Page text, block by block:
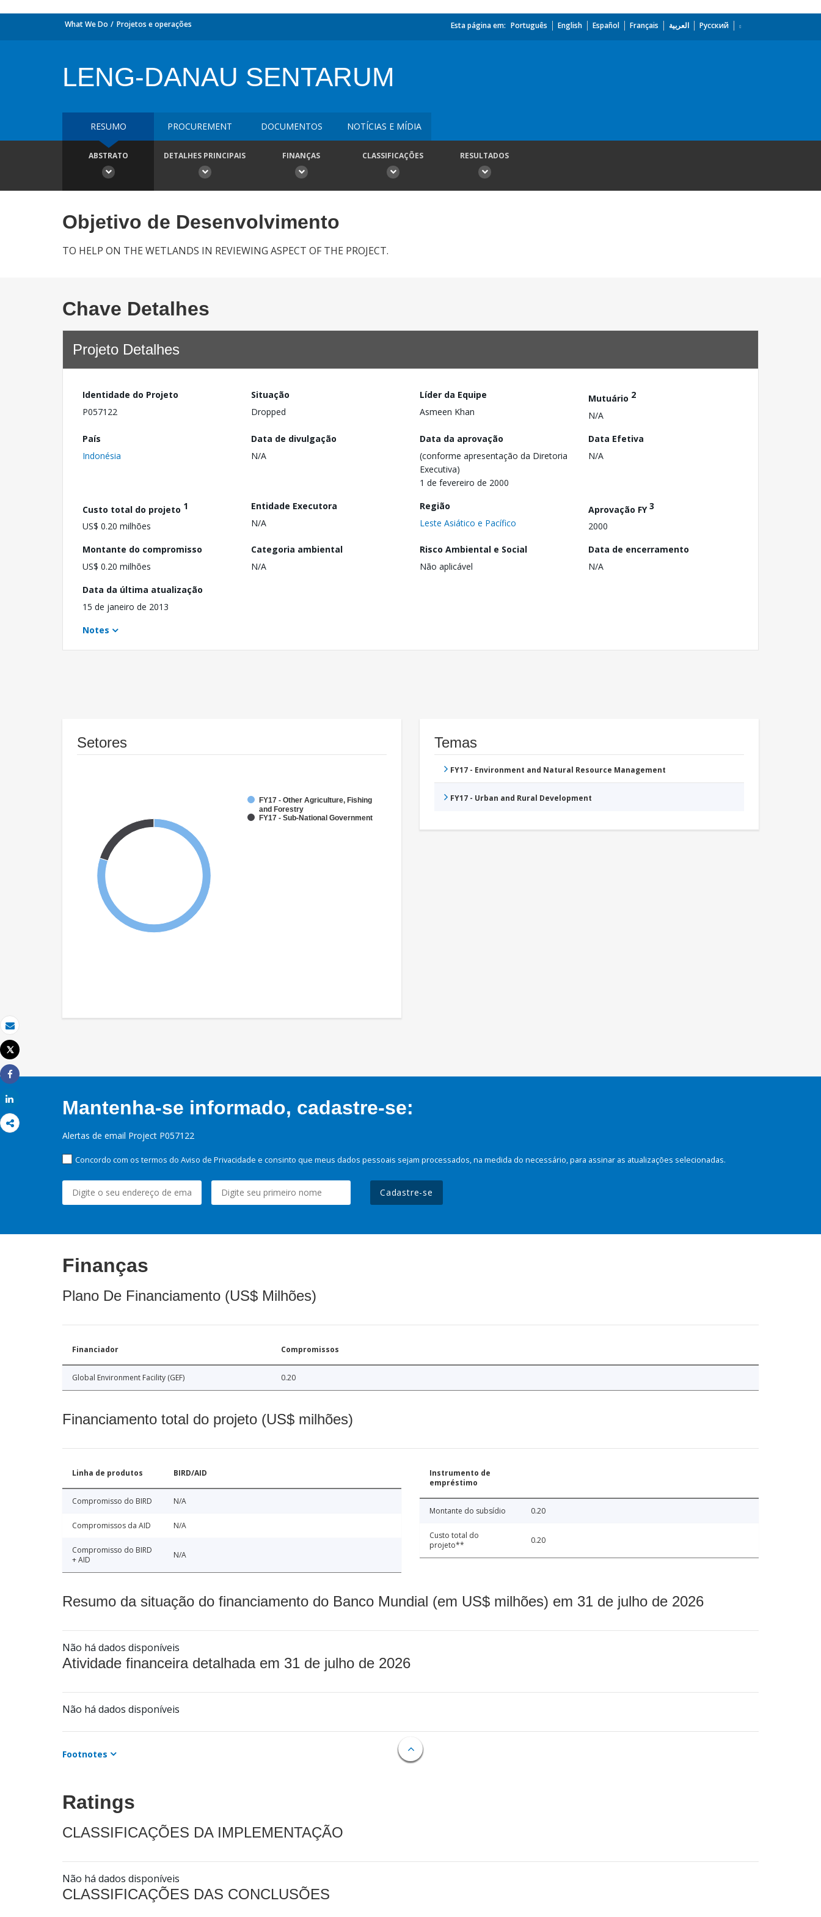
Email
Imprimir
Tweet
Share
What We Do Projetos e operações Esta página em: Português English Español Français العربية Русский
LENG-DANAU SENTARUM
RESUMO PROCUREMENT DOCUMENTOS NOTÍCIAS E MÍDIA
ABSTRATO DETALHES PRINCIPAIS FINANÇAS CLASSIFICAÇÕES RESULTADOS
Objetivo de Desenvolvimento
TO HELP ON THE WETLANDS IN REVIEWING ASPECT OF THE PROJECT.
Chave Detalhes
Projeto Detalhes
Identidade do Projeto
P057122
Situação
Dropped
Líder da Equipe
Asmeen Khan
Mutuário 2
N/A
País
Indonésia
Data de divulgação
N/A
Data da aprovação
(conforme apresentação da Diretoria
Executiva)
1 de fevereiro de 2000
Data Efetiva
N/A
Custo total do projeto 1
US$ 0.20 milhões
Entidade Executora
N/A
Região
Leste Asiático e Pacífico
Aprovação FY3
2000
Montante do compromisso
US$ 0.20 milhões
Categoria ambiental
N/A
Risco Ambiental e Social
Não aplicável
Data de encerramento
N/A
Data da última atualização
15 de janeiro de 2013
Notes
Setores
FY17 - Other Agriculture, Fishing
and Forestry
FY17 - Sub-National Government
Temas
FY17 - Environment and Natural Resource Management
FY17 - Urban and Rural Development
Mantenha-se informado, cadastre-se:
Alertas de email Project P057122
Concordo com os termos do Aviso de Privacidade e consinto que meus dados pessoais sejam processados, na medida do necessário, para assinar as atualizações selecionadas.
Cadastre-se
Finanças
Plano De Financiamento (US$ Milhões)
Financiador Compromissos
Global Environment Facility (GEF) 0.20
Financiamento total do projeto (US$ milhões)
Linha de produtos BIRD/AID
Compromisso do BIRD N/A
Compromissos da AID N/A
Compromisso do BIRD
+ AID
N/A
Instrumento de
empréstimo
Montante do subsídio 0.20
Custo total do
projeto**
0.20
Resumo da situação do financiamento do Banco Mundial (em US$ milhões) em 31 de julho de 2026
Não há dados disponíveis
Atividade financeira detalhada em 31 de julho de 2026
Não há dados disponíveis
Footnotes
Ratings
CLASSIFICAÇÕES DA IMPLEMENTAÇÃO
Não há dados disponíveis
CLASSIFICAÇÕES DAS CONCLUSÕES